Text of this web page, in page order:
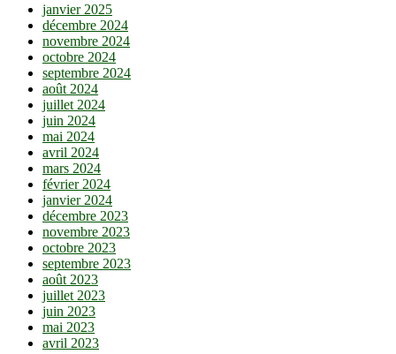
janvier 2025
décembre 2024
novembre 2024
octobre 2024
septembre 2024
août 2024
juillet 2024
juin 2024
mai 2024
avril 2024
mars 2024
février 2024
janvier 2024
décembre 2023
novembre 2023
octobre 2023
septembre 2023
août 2023
juillet 2023
juin 2023
mai 2023
avril 2023